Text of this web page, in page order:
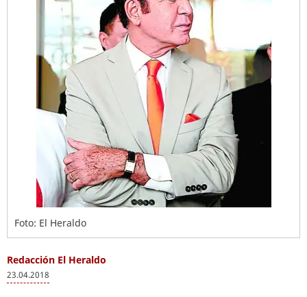
Foto: El Heraldo
Redacción El Heraldo
23.04.2018